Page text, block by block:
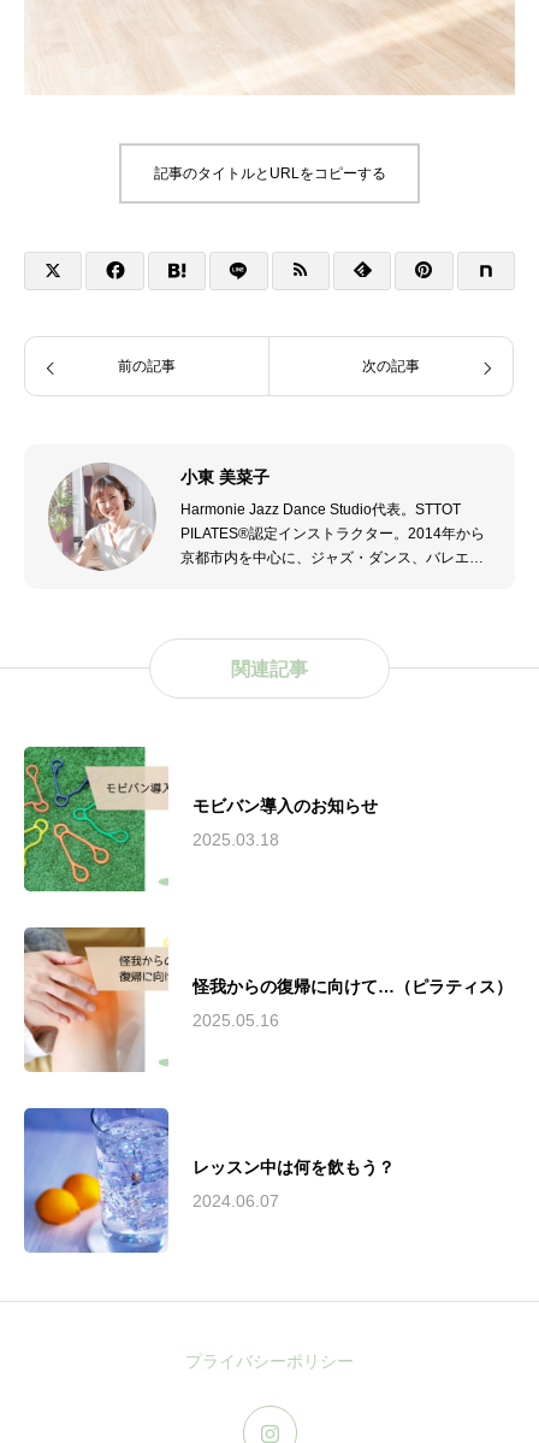
記事のタイトルとURLをコピーする
前の記事 次の記事
小東 美菜子
Harmonie Jazz Dance Studio代表。STTOT
PILATES®認定インストラクター。2014年から
京都市内を中心に、ジャズ・ダンス、バレエ、
岡ジャズ・ストリート ダンス構成アドバイザ
関連記事
モビバン導入のお知らせ
2025.03.18
怪我からの復帰に向けて…（ピラティス）
2025.05.16
レッスン中は何を飲もう？
2024.06.07
プライバシーポリシー